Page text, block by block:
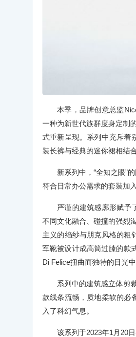
本季，品牌创意总监
⼀种为新世代族群度⾝定制
式重新呈现。系列中充斥着
装长裤与经典的迷你裙相结
新系列中，“全知之眼”
符合⽇常办公需求的套装加
严谨的建筑感廓形赋予
不同⽂化融合、碰撞的强烈
主义的绉纱与朋克风格的粗
军靴被设计成⾼筒过膝的款
Di Felice扭曲⽽独特的⽬光
系列中的建筑感⽴体剪
款线条流畅，质地柔软的必
⼊了科幻⽓息。
该系列于2023年1⽉20